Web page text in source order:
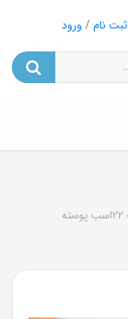
ثبت نام / ورود
الکتروموتور الکتروژن سه فاز 30کیلو وات 22اسب پوسته